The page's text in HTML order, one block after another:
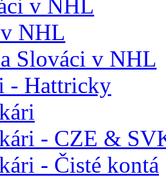
v NHL
NHL
Slováci v NHL
- Hattricky
- CZE &
- Čisté kontá